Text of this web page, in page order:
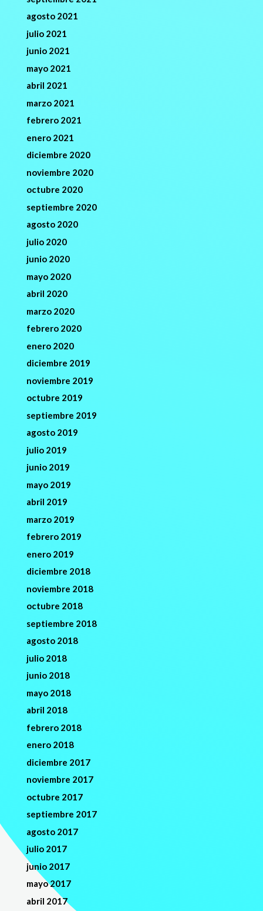
agosto 2021
julio 2021
junio 2021
mayo 2021
abril 2021
marzo 2021
febrero 2021
enero 2021
diciembre 2020
noviembre 2020
octubre 2020
septiembre 2020
agosto 2020
julio 2020
junio 2020
mayo 2020
abril 2020
marzo 2020
febrero 2020
enero 2020
diciembre 2019
noviembre 2019
octubre 2019
septiembre 2019
agosto 2019
julio 2019
junio 2019
mayo 2019
abril 2019
marzo 2019
febrero 2019
enero 2019
diciembre 2018
noviembre 2018
octubre 2018
septiembre 2018
agosto 2018
julio 2018
junio 2018
mayo 2018
abril 2018
febrero 2018
enero 2018
diciembre 2017
noviembre 2017
octubre 2017
septiembre 2017
agosto 2017
julio 2017
junio 2017
mayo 2017
abril 2017